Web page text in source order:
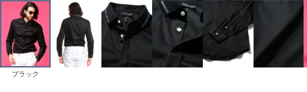
ブラック